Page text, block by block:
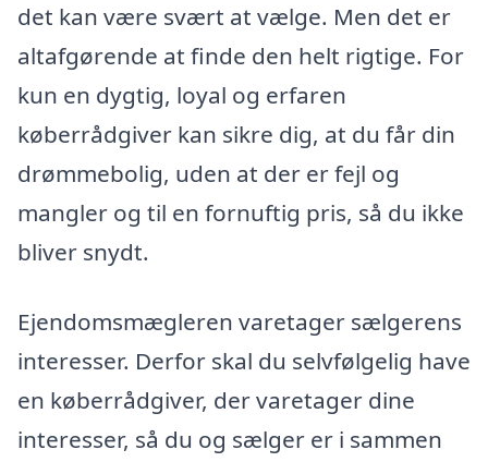
det kan være svært at vælge. Men det er
altafgørende at finde den helt rigtige. For
kun en dygtig, loyal og erfaren
køberrådgiver kan sikre dig, at du får din
drømmebolig, uden at der er fejl og
mangler og til en fornuftig pris, så du ikke
bliver snydt.
Ejendomsmægleren varetager sælgerens
interesser. Derfor skal du selvfølgelig have
en køberrådgiver, der varetager dine
interesser, så du og sælger er i sammen